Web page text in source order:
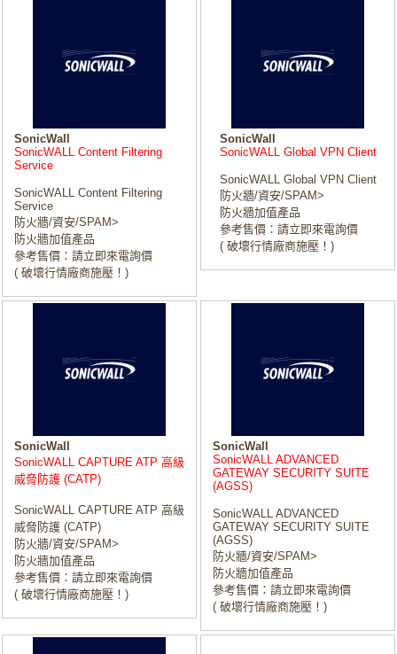
SonicWall
SonicWALL Content Filtering
Service
SonicWALL Content Filtering
Service
防火牆/資安/SPAM>
防火牆加值產品
參考售價：請立即來電詢價
( 破壞行情廠商施壓！)
SonicWall
SonicWALL Global VPN Client
SonicWALL Global VPN Client
防火牆/資安/SPAM>
防火牆加值產品
參考售價：請立即來電詢價
( 破壞行情廠商施壓！)
SonicWall
SonicWALL CAPTURE ATP 高級
威脅防護 (CATP)
SonicWALL CAPTURE ATP 高級
威脅防護 (CATP)
防火牆/資安/SPAM>
防火牆加值產品
參考售價：請立即來電詢價
( 破壞行情廠商施壓！)
SonicWall
SonicWALL ADVANCED
GATEWAY SECURITY SUITE
(AGSS)
SonicWALL ADVANCED
GATEWAY SECURITY SUITE
(AGSS)
防火牆/資安/SPAM>
防火牆加值產品
參考售價：請立即來電詢價
( 破壞行情廠商施壓！)